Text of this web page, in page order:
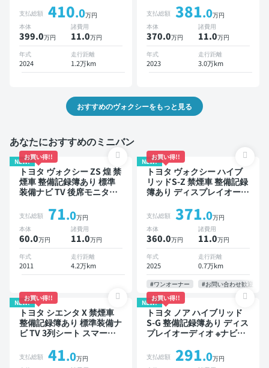
TV 後席モニター ブライン
ドスポットモニター デジタ
ルインナーミラー オートク
ルーズ 3列シート スマート
キー ETC 電動バックドア
バックモニター 全方位カメ
ラ ドライブレコーダー 衝
支払総額 410.0万円
本体
399.0万円
諸費用
11.0万円
年式
2024
走行距離
1.2万km
後席モニター オートクルー
ズ 3列シート スマートキー
ETC 電動バックドア バッ
クモニター ドライブレコー
ダー 衝突軽減 両側電動ス
ライドドア 7人乗り
支払総額 381.0万円
本体
370.0万円
諸費用
11.0万円
年式
2023
走行距離
3.0万km
おすすめのヴォクシーをもっと見る
あなたにおすすめのミニバン
NEW!
お買い得!!
トヨタ ヴォクシー ZS 煌 禁
煙車 整備記録簿あり 標準
装備ナビ TV 後席モニター
ター 両側電動スライドドア
8人乗り
支払総額 71.0万円
本体
60.0万円
諸費用
11.0万円
年式
2011
走行距離
4.2万km
NEW!
お買い得!!
トヨタ ヴォクシー ハイブ
リッドS-Z 禁煙車 整備記録
簿あり ディスプレイオーデ
インドスポットモニター デ
ジタルインナーミラー オー
トクルーズ 3列シート スマ
ートキー ETC 電動バック
ドア バックモニター 全方
位カメラ ドライブレコーダ
ー 衝突軽減 両側電動スラ
イドドア 7人乗り
支払総額 371.0万円
本体
360.0万円
諸費用
11.0万円
年式
2025
走行距離
0.7万km
#ワンオーナー #お問い合わせ歓迎
NEW!
お買い得!!
トヨタ シエンタ X 禁煙車
整備記録簿あり 標準装備ナ
ビ TV 3列シート スマート
り
支払総額 41.0万円
NEW!
お買い得!!
トヨタ ノア ハイブリッド
S-G 整備記録簿あり ディス
プレイオーディオ ※ナビキ
ズ 3列シート スマートキー
バックモニター ドライブレ
支払総額 291.0万円